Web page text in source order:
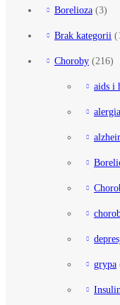
Borelioza (3)
Brak kategorii
Choroby (216)
aids i
alergia
grypa